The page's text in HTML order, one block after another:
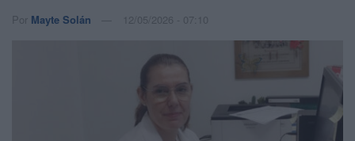
Por Mayte Solán 12/05/2026 - 07:10